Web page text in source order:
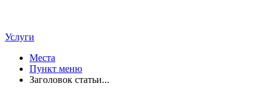
Услуги
Места
Пункт меню
Заголовок статьи...